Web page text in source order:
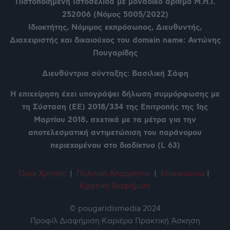
252006 (Νόμος 5005/2022)
Ιδιοκτήτης, Νόμιμος εκπρόσωπος, Διευθυντής,
Διαχειριστής και δικαιούχος του domain name: Αντώνης
Πουγαρίδης
Διευθύντρια σύνταξης: Βασιλική Σάφη
Η επιχείρηση έχει υπογράψει δήλωση συμμόρφωσης με
τη Σύσταση (ΕΕ) 2018/334 της Επιτροπής της 1ης
Μαρτίου 2018, σχετικά με τα μέτρα για την
αποτελεσματική αντιμετώπιση του παράνομου
περιεχομένου στο διαδίκτυο (L 63)
Όροι Χρήσης Πολιτική Απορρήτου Επικοινωνία
Κρατική διαφήμιση
© pougaridismedia 2024
Προφίλ Διαφήμιση Καριέρα Πρακτική Άσκηση